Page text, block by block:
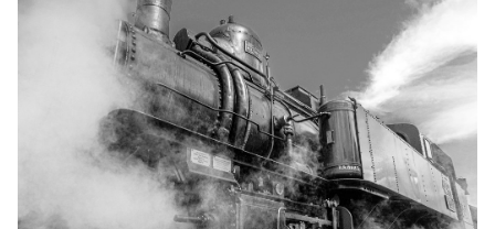
News at the entrance gate to the
Muránska planina national park
In Murán, we presented new services in the field
of tourism, which will be available to all visitors to
one of the most beautiful Slovak national parks,
NP Muránska planina.